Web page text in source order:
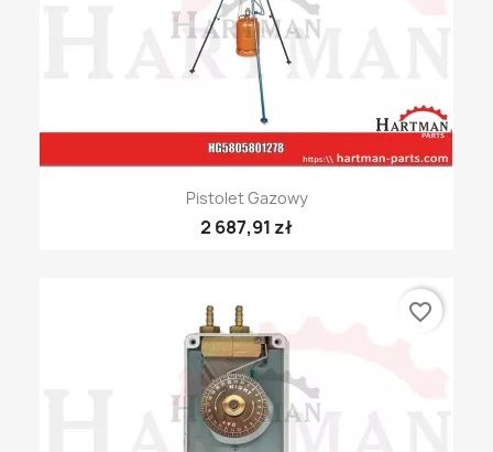
Pistolet Gazowy
2 687,91 zł
favorite_border